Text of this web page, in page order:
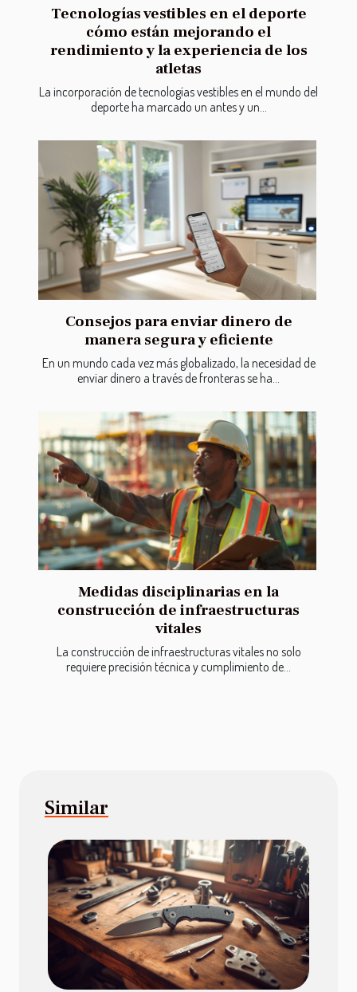
Tecnologías vestibles en el deporte
cómo están mejorando el
rendimiento y la experiencia de los
atletas
La incorporación de tecnologías vestibles en el mundo del
deporte ha marcado un antes y un...
Consejos para enviar dinero de
manera segura y eficiente
En un mundo cada vez más globalizado, la necesidad de
enviar dinero a través de fronteras se ha...
Medidas disciplinarias en la
construcción de infraestructuras
vitales
La construcción de infraestructuras vitales no solo
requiere precisión técnica y cumplimiento de...
Similar